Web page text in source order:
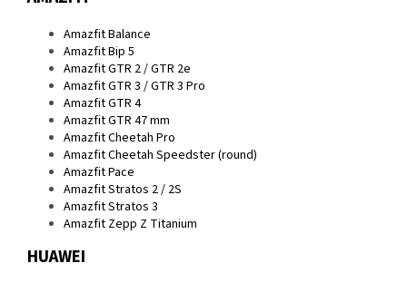
Amazfit Balance
Amazfit Bip 5
Amazfit GTR 2 / GTR 2e
Amazfit GTR 3 / GTR 3 Pro
Amazfit GTR 4
Amazfit GTR 47 mm
Amazfit Cheetah Pro
Amazfit Cheetah Speedster (round)
Amazfit Pace
Amazfit Stratos 2 / 2S
Amazfit Stratos 3
Amazfit Zepp Z Titanium
HUAWEI